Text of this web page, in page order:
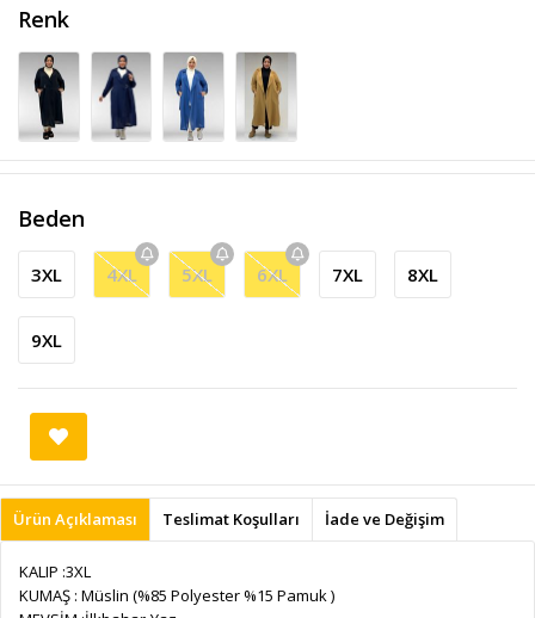
Renk
Beden
3XL 4XL 5XL 6XL 7XL 8XL
9XL
Ürün Açıklaması Teslimat Koşulları İade ve Değişim
KALIP :3XL
KUMAŞ : Müslin (%85 Polyester %15 Pamuk )